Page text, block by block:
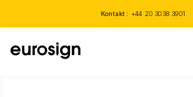
Kontakt : +44 20 3038 3901